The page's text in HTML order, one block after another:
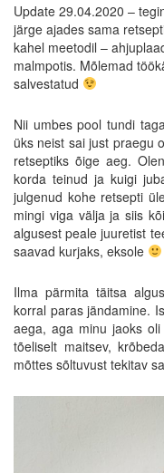
Update 29.04.2020 –
järge ajades sama
kahel meetodil –
malmpotis. Mõlemad
salvestatud
Nii umbes pool tundi
üks neist sai just praegu
retseptiks õige aeg.
korda teinud ja kuigi
julgenud kohe retsepti
mingi viga välja ja siis
algusest peale juuretist
saavad kurjaks, eksole
Ilma pärmita täitsa
korral paras jändamine.
aega, aga minu jaoks
tõeliselt maitsev,
mõttes sõltuvust tekitav